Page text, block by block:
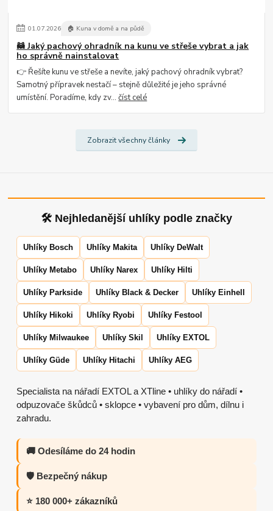
01.07.2026 🏠 Kuna v domě a na půdě
🦝 Jaký pachový ohradník na kunu ve střeše vybrat a jak
ho správně nainstalovat
👉 Řešíte kunu ve střeše a nevíte, jaký pachový ohradník vybrat?
Samotný přípravek nestačí – stejně důležité je jeho správné
umístění. Poradíme, kdy zv...číst celé
Zobrazit všechny články
🛠 Nejhledanější uhlíky podle značky
Uhlíky Bosch Uhlíky Makita Uhlíky DeWalt
Uhlíky Metabo Uhlíky Narex Uhlíky Hilti
Uhlíky Parkside Uhlíky Black & Decker Uhlíky Einhell
Uhlíky Hikoki Uhlíky Ryobi Uhlíky Festool
Uhlíky Milwaukee Uhlíky Skil Uhlíky EXTOL
Uhlíky Güde Uhlíky Hitachi Uhlíky AEG
Specialista na nářadí EXTOL a XTline • uhlíky do nářadí •
odpuzovače škůdců • sklopce • vybavení pro dům, dílnu i
zahradu.
🚚 Odesíláme do 24 hodin
🛡️ Bezpečný nákup
⭐ 180 000+ zákazníků